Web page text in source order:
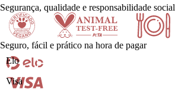
Segurança, qualidade e responsabilidade social
Seguro, fácil e prático na hora de pagar
Elo
Visa